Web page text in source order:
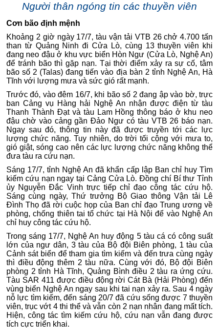
Người thân ngóng tin các thuyền viên
Cơn bão định mệnh
Khoảng 2 giờ ngày 17/7, tàu vận tải VTB 26 chở 4.700 tấn
than từ Quảng Ninh đi Cửa Lò, cùng 13 thuyền viên khi
đang neo đậu ở khu vực biển Hòn Ngư (Cửa Lò, Nghệ An)
để tránh bão thì gặp nạn. Tại thời điểm xảy ra sự cố, tâm
bão số 2 (Talas) đang tiến vào địa bàn 2 tỉnh Nghệ An, Hà
Tĩnh với lượng mưa và sức gió rất mạnh.
Trước đó, vào đêm 16/7, khi bão số 2 đang ập vào bờ, trực
ban Cảng vụ Hàng hải Nghệ An nhận được điện từ tàu
Thanh Thành Đạt và tàu Lam Hồng thông báo ở khu neo
đậu chờ vào cảng gần Đảo Ngư có tàu VTB 26 báo nạn.
Ngay sau đó, thông tin này đã được truyền tới các lực
lượng chức năng. Tuy nhiên, do trời tối cộng với mưa to,
gió giật, sóng cao nên các lực lượng chức năng không thể
đưa tàu ra cứu nạn.
Sáng 17/7, tỉnh Nghệ An đã khẩn cấp lập Ban chỉ huy Tìm
kiếm cứu nạn ngay tại Cảng Cửa Lò. Đồng chí Bí thư Tỉnh
ủy Nguyễn Đắc Vinh trực tiếp chỉ đạo công tác cứu hộ.
Sáng cùng ngày, Thứ trưởng Bộ Giao thông Vận tải Lê
Đình Thọ đã rời cuộc họp của Ban chỉ đạo Trung ương về
phòng, chống thiên tai tổ chức tại Hà Nội để vào Nghệ An
chỉ huy công tác cứu hộ.
Trong sáng 17/7, Nghệ An huy động 5 tàu cá có công suất
lớn của ngư dân, 3 tàu của Bộ đội Biên phòng, 1 tàu của
Cảnh sát biển để tham gia tìm kiếm và đến trưa cùng ngày
thì điều động thêm 2 tàu nữa. Cùng với đó, Bộ đội Biên
phòng 2 tỉnh Hà Tĩnh, Quảng Bình điều 2 tàu ra ứng cứu.
Tàu SAR 411 được điều động rời Cát Bà (Hải Phòng) đến
vùng biển Nghệ An ngay sau khi tai nạn xảy ra. Sau 4 ngày
nỗ lực tìm kiếm, đến sáng 20/7 đã cứu sống được 7 thuyền
viên, trục vớt 4 thi thể và vẫn còn 2 nạn nhân đang mất tích.
Hiện, công tác tìm kiếm cứu hộ, cứu nạn vẫn đang được
tích cực triển khai.